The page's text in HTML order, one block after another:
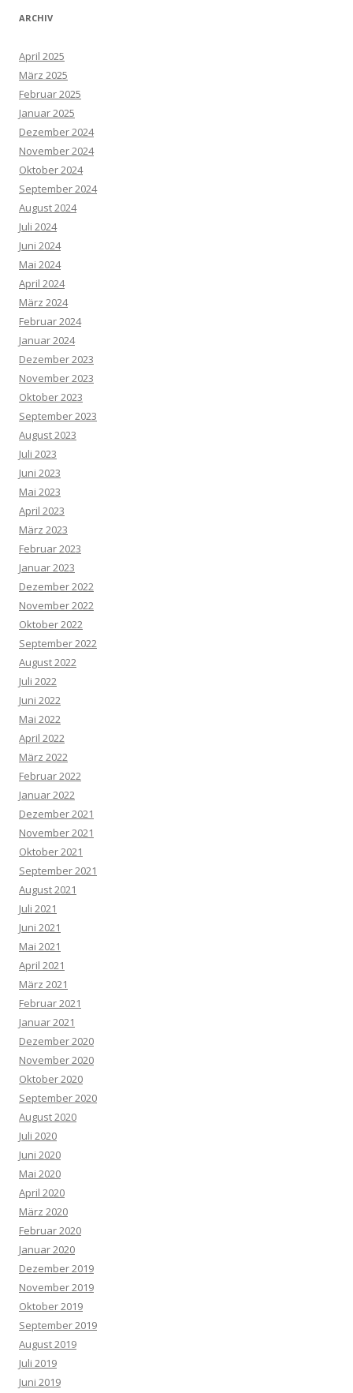
ARCHIV
April 2025
März 2025
Februar 2025
Januar 2025
Dezember 2024
November 2024
Oktober 2024
September 2024
August 2024
Juli 2024
Juni 2024
Mai 2024
April 2024
März 2024
Februar 2024
Januar 2024
Dezember 2023
November 2023
Oktober 2023
September 2023
August 2023
Juli 2023
Juni 2023
Mai 2023
April 2023
März 2023
Februar 2023
Januar 2023
Dezember 2022
November 2022
Oktober 2022
September 2022
August 2022
Juli 2022
Juni 2022
Mai 2022
April 2022
März 2022
Februar 2022
Januar 2022
Dezember 2021
November 2021
Oktober 2021
September 2021
August 2021
Juli 2021
Juni 2021
Mai 2021
April 2021
März 2021
Februar 2021
Januar 2021
Dezember 2020
November 2020
Oktober 2020
September 2020
August 2020
Juli 2020
Juni 2020
Mai 2020
April 2020
März 2020
Februar 2020
Januar 2020
Dezember 2019
November 2019
Oktober 2019
September 2019
August 2019
Juli 2019
Juni 2019